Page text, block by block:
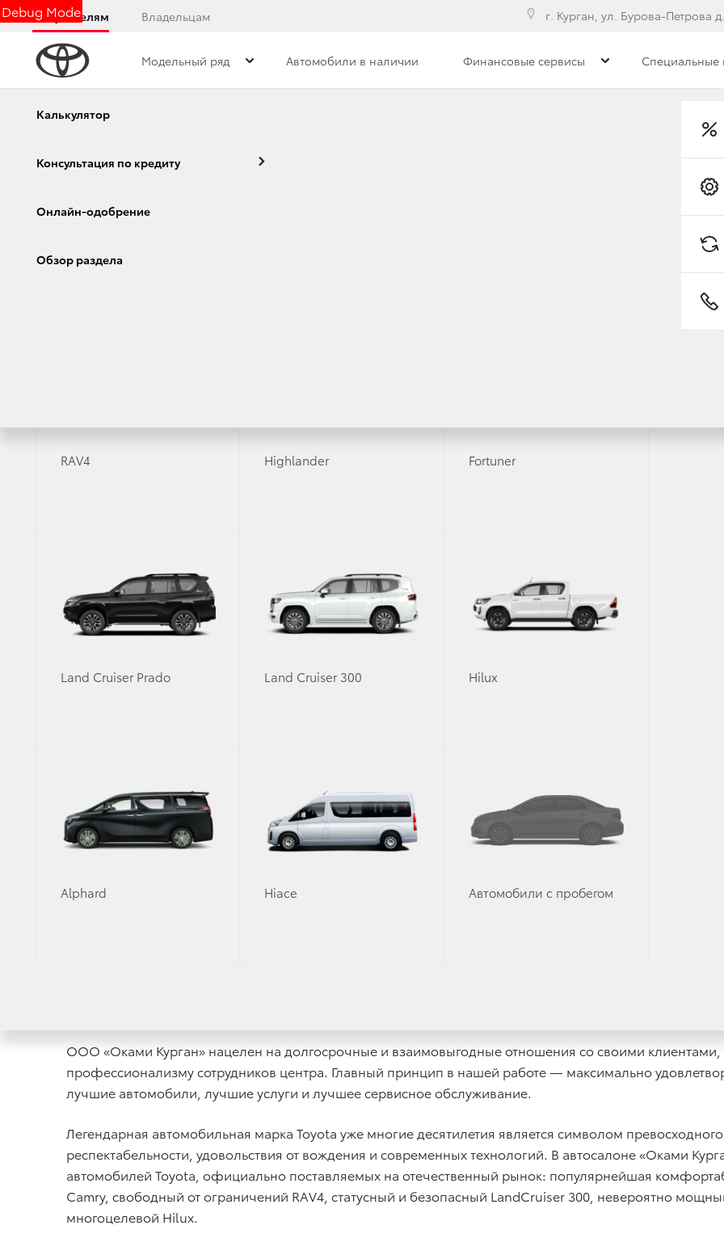
Debug Mode
Покупателям Владельцам г. Курган, ул. Бурова-Петрова
Модельный ряд
RAV4 Highlander Fortuner
Land Cruiser Prado Land Cruiser 300 Hilux
Alphard Hiace Автомобили с пробегом
Автомобили в наличии Финансовые сервисы
Калькулятор
Консультация по кредиту
Онлайн-одобрение
Обзор раздела
Специальные
Дилерский центр
ДИЛЕРСКИЙ ЦЕНТР
www.toyota-kurgan.ru
Автосалон
8:00 — 20.00 (пн-пт)
9:00 — 19.00 (сб-вс)
Сервисный центр
8:00 — 20.00 (пн-пт)
9:00 — 19.00 (сб-вс)
+7 (3522) 60-00-60
Компания «Оками Курган» является Уполномоченным Дилером
ООО «Оками Курган» нацелен на долгосрочные и взаимовыгодные отношения со своими клиентами,
профессионализму сотрудников центра. Главный принцип в нашей работе — максимально
лучшие автомобили, лучшие услуги и лучшее сервисное обслуживание.
Легендарная автомобильная марка Toyota уже многие десятилетия является символом превосходного
респектабельности, удовольствия от вождения и современных технологий. В автосалоне «Оками
автомобилей Toyota, официально поставляемых на отечественный рынок: популярнейшая
Camry, свободный от ограничений RAV4, статусный и безопасный LandCruiser 300, невероятно
многоцелевой Hilux.